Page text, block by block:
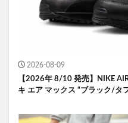
2026-08-09
【2026年 8/10 発売】NIKE
キ エア マックス “ブラック/タ